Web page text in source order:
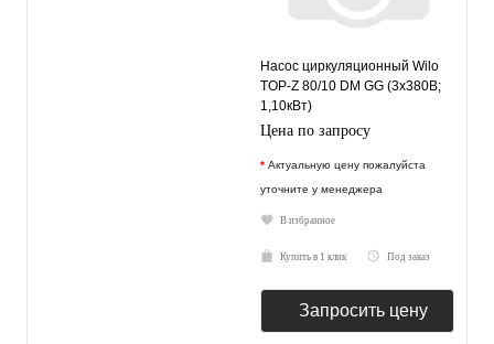
Насос циркуляционный Wilo
TOP-Z 80/10 DM GG (3х380В;
1,10кВт)
Цена по запросу
* Актуальную цену пожалуйста
уточните у менеджера
В избранное
Купить в 1 клик Под заказ
Запросить цену